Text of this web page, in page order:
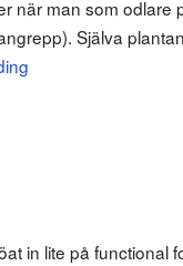
när man som odlare
Själva
in lite på functional